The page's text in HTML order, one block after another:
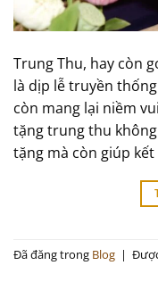
Trung Thu, hay còn
là dịp lễ truyền
còn mang lại niềm
tặng trung thu
tặng mà còn giúp
Đã đăng trong Blog |